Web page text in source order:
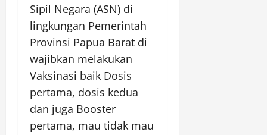
Sipil Negara (ASN) di
lingkungan Pemerintah
Provinsi Papua Barat di
wajibkan melakukan
Vaksinasi baik Dosis
pertama, dosis kedua
dan juga Booster
pertama, mau tidak mau